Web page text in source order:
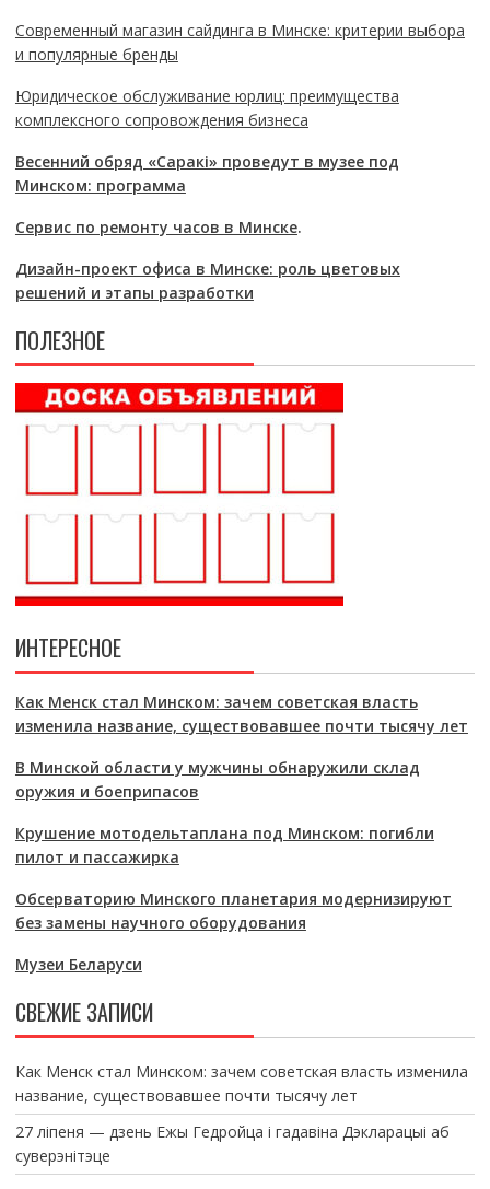
Современный магазин сайдинга в Минске: критерии выбора
и популярные бренды
Юридическое обслуживание юрлиц: преимущества
комплексного сопровождения бизнеса
Весенний обряд «Саракі» проведут в музее под
Минском: программа
Сервис по ремонту часов в Минске.
Дизайн-проект офиса в Минске: роль цветовых
решений и этапы разработки
ПОЛЕЗНОЕ
ИНТЕРЕСНОЕ
Как Менск стал Минском: зачем советская власть
изменила название, существовавшее почти тысячу лет
В Минской области у мужчины обнаружили склад
оружия и боеприпасов
Крушение мотодельтаплана под Минском: погибли
пилот и пассажирка
Обсерваторию Минского планетария модернизируют
без замены научного оборудования
Музеи Беларуси
СВЕЖИЕ ЗАПИСИ
Как Менск стал Минском: зачем советская власть изменила
название, существовавшее почти тысячу лет
27 ліпеня — дзень Ежы Гедройца і гадавіна Дэкларацыі аб
суверэнітэце